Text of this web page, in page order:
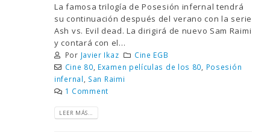
La famosa trilogía de Posesión infernal tendrá
su continuación después del verano con la serie
Ash vs. Evil dead. La dirigirá de nuevo Sam Raimi
y contará con el...
Por Javier Ikaz
Cine EGB
Cine 80 Examen películas de los 80
Posesión
infernal
San Raimi
1 Comment
LEER MÁS...